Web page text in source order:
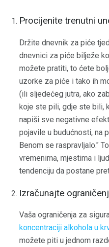
Procijenite trenutni
Držite dnevnik za piće
dnevnici za piće bilježe
možete pratiti, to ćete
uzorke za piće i tako ih
(ili sljedećeg jutra, ako
koje ste pili, gdje ste bili,
napiši sve negativne
pojavile u budućnosti, na
Benom se raspravljalo."
vremenima, mjestima i
tendenciju da postane
Izračunajte
Vaša ograničenja za
koncentraciji alkohola u
možete piti u jednom